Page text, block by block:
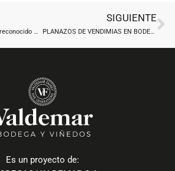
Jeb Dunnuck publica su reconocido Washington State 2020 Report
SIGUIENTE
PLANAZOS DE VENDIMIAS EN BODEGAS VALDEMAR
Es un proyecto de: